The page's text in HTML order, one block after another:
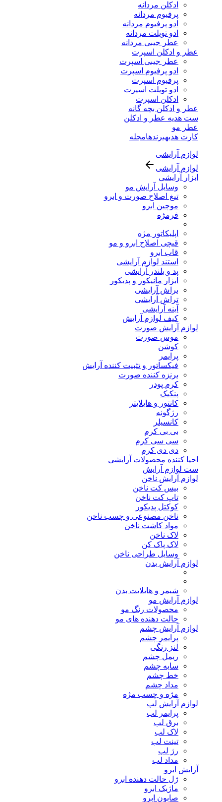
ادکلن مردانه
پرفیوم مردانه
ادو پرفیوم مردانه
ادو تویلت مردانه
عطر جیبی مردانه
عطر و ادکلن اسپرت
عطر جیبی اسپرت
ادو پرفیوم اسپرت
پرفیوم اسپرت
ادو تویلت اسپرت
ادکلن اسپرت
عطر و ادکلن بچه گانه
ست هدیه عطر و ادکلن
عطر مو
کارت هدیهبرندهامجله
لوازم آرایشی
لوازم آرایشی
ابزار آرایشی
وسایل آرایش مو
تیغ اصلاح صورت و ابرو
موچین ابرو
فرمژه
اپلیکاتور مژه
قیچی اصلاح ابرو و مو
قاب ابرو
استند لوازم آرایشی
پد و بلندر آرایشی
ابزار مانیکور و پدیکور
براش آرایشی
تراش آرایشی
آینه آرایشی
کیف لوازم آرایش
لوازم آرایش صورت
موس صورت
کوشن
پرایمر
فیکساتور و تثبیت کننده آرایش
برنزه کننده صورت
کرم پودر
پنکیک
کانتور و هایلایتر
رژگونه
کانسیلر
بی بی کرم
سی سی کرم
دی دی کرم
احیا کننده محصولات آرایشی
ست لوازم آرایش
لوازم آرایش ناخن
بیس کت ناخن
تاپ کت ناخن
کوکتل پدیکور
ناخن مصنوعی و چسب ناخن
مواد کاشت ناخن
لاک ناخن
لاک پاک کن
وسایل طراحی ناخن
لوازم آرایش بدن
شیمر و هایلایت بدن
لوازم آرایش مو
محصولات رنگ مو
حالت دهنده های مو
لوازم آرایش چشم
پرایمر چشم
لنز رنگی
ریمل چشم
سایه چشم
خط چشم
مداد چشم
مژه و چسب مژه
لوازم آرایش لب
پرایمر لب
برق لب
لاک لب
تینت لب
رژ لب
مداد لب
آرایش ابرو
ژل حالت دهنده ابرو
ماژیک ابرو
صابون ابرو